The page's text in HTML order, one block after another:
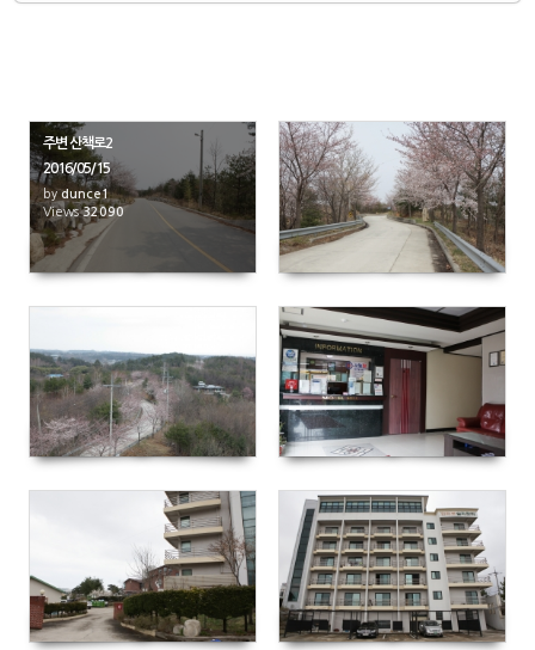
주변 산책로2
2016/05/15
bydunce1
Views32090 2189
2170 5182
2536 2412